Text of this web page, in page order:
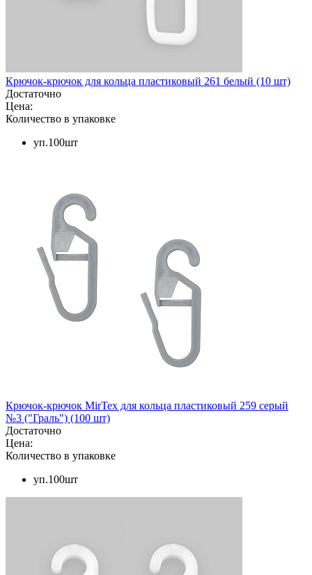
Крючок-крючок для кольца пластиковый 261 белый (10 шт)
Достаточно
Цена:
Количество в упаковке
уп.100шт
Крючок-крючок MirTex для кольца пластиковый 259 серый
№3 ("Граль") (100 шт)
Достаточно
Цена:
Количество в упаковке
уп.100шт